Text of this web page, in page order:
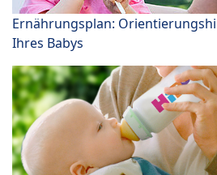
Ernährungsplan:
Ihres Babys